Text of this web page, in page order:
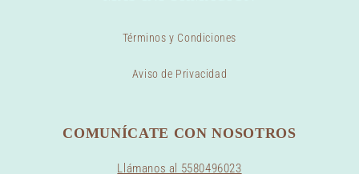
Términos y Condiciones
Aviso de Privacidad
COMUNÍCATE CON NOSOTROS
Llámanos al 5580496023